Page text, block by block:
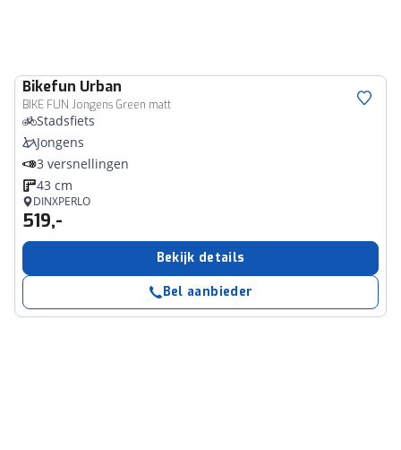
Bikefun Urban
BIKE FUN Jongens Green matt
Stadsfiets
Jongens
3 versnellingen
43 cm
DINXPERLO
519,-
Bekijk details
Bel aanbieder